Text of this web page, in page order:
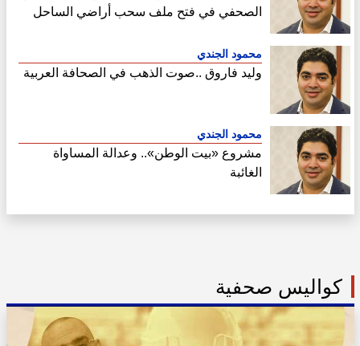
الصحفي في فتح ملف سحب أراضي الساحل
محمود الجندي
وليد فاروق ..صوت الذهب في الصحافة العربية
محمود الجندي
مشروع «بيت الوطن».. وعدالة المساواة
الغائبة
كواليس صحفية